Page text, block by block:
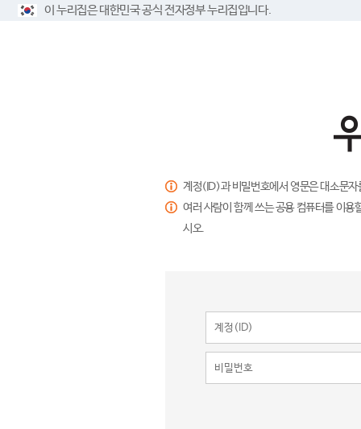
이 누리집은 대한민국 공식 전자정부 누리집입니다.
계정(ID)과 비밀번호에서 영문은 대소문
여러 사람이 함께 쓰는 공용 컴퓨터를 이
시오.